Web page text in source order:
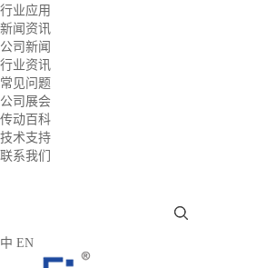
行业应用
新闻资讯
公司新闻
行业资讯
常见问题
公司展会
传动百科
技术支持
联系我们
中 EN